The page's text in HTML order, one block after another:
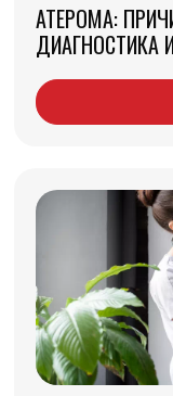
АТЕРОМА:
ДИАГНОСТИКА